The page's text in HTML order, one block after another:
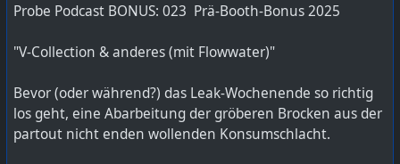
Probe Podcast BONUS: 023 Prä-Booth-Bonus 2025
"V-Collection & anderes (mit Flowwater)"
Bevor (oder während?) das Leak-Wochenende so richtig
los geht, eine Abarbeitung der gröberen Brocken aus der
partout nicht enden wollenden Konsumschlacht.